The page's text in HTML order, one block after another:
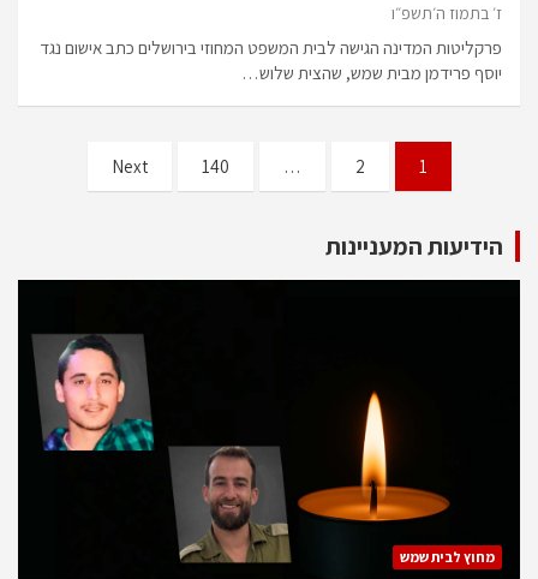
ז׳ בתמוז ה׳תשפ״ו
פרקליטות המדינה הגישה לבית המשפט המחוזי בירושלים כתב אישום נגד
יוסף פרידמן מבית שמש, שהצית שלוש…
1
2
…
140
Next
הידיעות המעניינות
מחוץ לבית שמש